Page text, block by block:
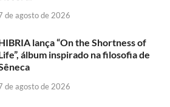
de agosto de 2026
lança “On the Shortness of
álbum inspirado na filosofia de
de agosto de 2026